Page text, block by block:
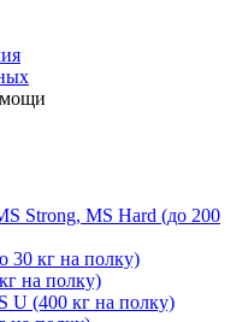
Strong, MS Hard (до 200
30 кг на полку)
на полку)
U (400 кг на полку)